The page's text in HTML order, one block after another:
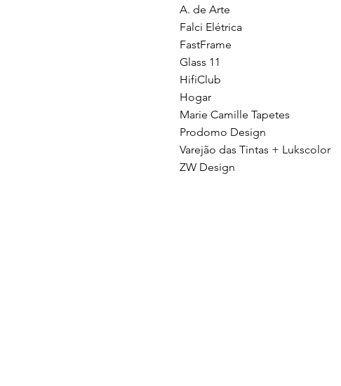
A. de Arte
Falci Elétrica
FastFrame
Glass 11
HifiClub
Hogar
Marie Camille Tapetes
Prodomo Design
Varejão das Tintas + Lukscolor
ZW Design